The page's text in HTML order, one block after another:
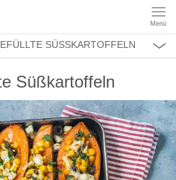
Menü
SÜSSKARTOFFELN
Süßkartoffeln